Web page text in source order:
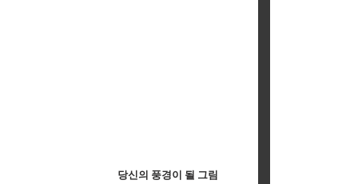
당신의 풍경이 될 그림